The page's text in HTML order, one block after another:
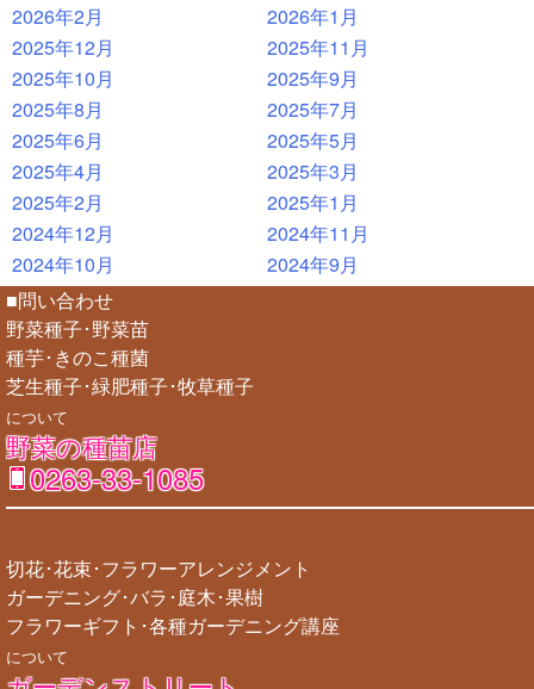
2026年2月
2026年1月
2025年12月
2025年11月
2025年10月
2025年9月
2025年8月
2025年7月
2025年6月
2025年5月
2025年4月
2025年3月
2025年2月
2025年1月
2024年12月
2024年11月
2024年10月
2024年9月
■問い合わせ
野菜種子･野菜苗
種芋･きのこ種菌
芝生種子･緑肥種子･牧草種子
について
野菜の種苗店
0263-33-1085
切花･花束･フラワーアレンジメント
ガーデニング･バラ･庭木･果樹
フラワーギフト･各種ガーデニング講座
について